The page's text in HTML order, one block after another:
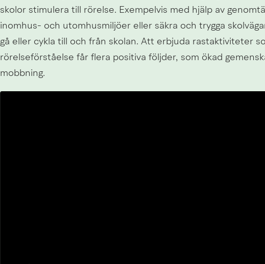
skolor stimulera till rörelse. Exempelvis med hjälp av
inomhus- och utomhusmiljöer eller säkra och trygga
gå eller cykla till och från skolan. Att erbjuda rastaktiviteter
rörelseförståelse får flera positiva följder, som ökad
mobbning.